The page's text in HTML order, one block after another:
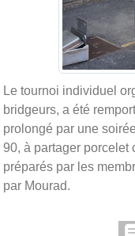
Le tournoi individuel
bridgeurs, a été
prolongé par une
90, à partager porcelet
préparés par les
par Mourad.